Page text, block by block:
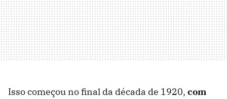
Isso começou no final da década de 1920, com